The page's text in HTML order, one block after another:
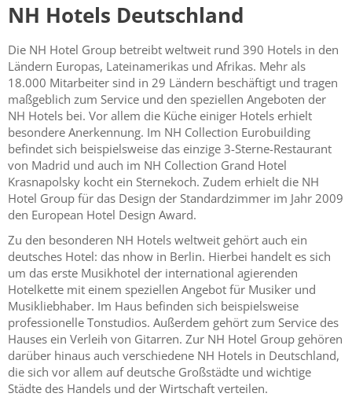
NH Hotels Deutschland
Die NH Hotel Group betreibt weltweit rund 390 Hotels in den
Ländern Europas, Lateinamerikas und Afrikas. Mehr als
18.000 Mitarbeiter sind in 29 Ländern beschäftigt und tragen
maßgeblich zum Service und den speziellen Angeboten der
NH Hotels bei. Vor allem die Küche einiger Hotels erhielt
besondere Anerkennung. Im NH Collection Eurobuilding
befindet sich beispielsweise das einzige 3-Sterne-Restaurant
von Madrid und auch im NH Collection Grand Hotel
Krasnapolsky kocht ein Sternekoch. Zudem erhielt die NH
Hotel Group für das Design der Standardzimmer im Jahr 2009
den European Hotel Design Award.
Zu den besonderen NH Hotels weltweit gehört auch ein
deutsches Hotel: das nhow in Berlin. Hierbei handelt es sich
um das erste Musikhotel der international agierenden
Hotelkette mit einem speziellen Angebot für Musiker und
Musikliebhaber. Im Haus befinden sich beispielsweise
professionelle Tonstudios. Außerdem gehört zum Service des
Hauses ein Verleih von Gitarren. Zur NH Hotel Group gehören
darüber hinaus auch verschiedene NH Hotels in Deutschland,
die sich vor allem auf deutsche Großstädte und wichtige
Städte des Handels und der Wirtschaft verteilen.